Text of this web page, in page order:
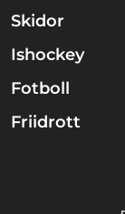
Skidor
Ishockey
Fotboll
Friidrott